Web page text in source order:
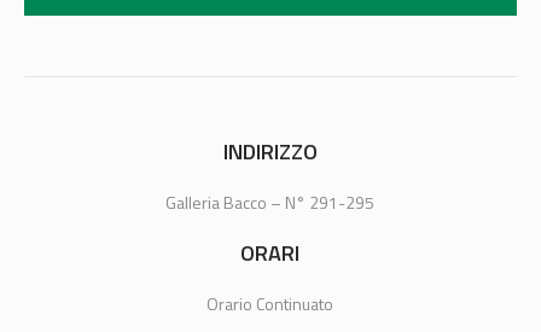
INDIRIZZO
Galleria Bacco – N° 291-295
ORARI
Orario Continuato